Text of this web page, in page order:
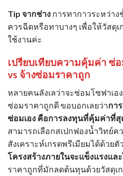
Tip จากช่าง การทากาวระหว่า
ควรฉีดหรือทาบางๆ เพื่อให้วัสดุ
ใช้งานค่ะ
เปรียบเทียบความคุ้มค่า ซ่
vs จ้างซ่อมราคาถูก
หลายคนลังเลว่าจะซ่อมโซฟาเอ
ซ่อมราคาถูกดี ขอบอกเลยว่ากา
ซ่อมเอง คือการลงทุนที่คุ้มค่าที่สุ
สามารถเลือกสเปกฟองน้ำวิทย์ค
สังเคราะห์เกรดพรีเมียมได้ด้วยตั
โครงสร้างภายในจะแข็งแรงแล
ราคาถูกที่มักลดต้นทุนด้วยวัสดุเ